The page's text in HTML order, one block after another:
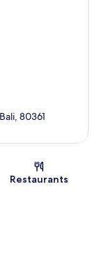
80361
Restaurants